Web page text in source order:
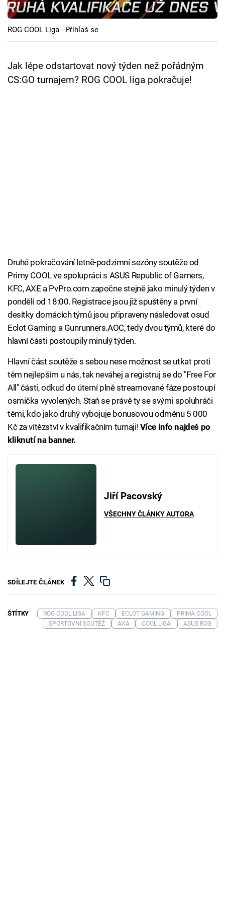
Cool Esport
Pořady
TV Program
Sledujte prima+
ROG COOL Liga - Přihlaš se
Jak lépe odstartovat nový týden než pořádným
CS:GO turnajem? ROG COOL liga pokračuje!
Druhé pokračování letně-podzimní sezóny soutěže od
Primy COOL ve spolupráci s ASUS Republic of Gamers,
KFC, AXE a PvPro.com započne stejně jako minulý týden v
pondělí od 18:00. Registrace jsou již spuštěny a první
desítky domácích týmů jsou připraveny následovat osud
Eclot Gaming a Gunrunners.AOC, tedy dvou týmů, které do
hlavní části postoupily minulý týden.
Hlavní část soutěže s sebou nese možnost se utkat proti
těm nejlepším u nás, tak neváhej a registruj se do "Free For
All" části, odkud do úterní plně streamované fáze postoupí
osmička vyvolených. Staň se právě ty se svými spoluhráči
těmi, kdo jako druhý vybojuje bonusovou odměnu 5 000
Kč za vítězství v kvalifikačním turnaji! Více info najdeš po
kliknutí na banner.
Jiří Pacovský
VŠECHNY ČLÁNKY AUTORA
SDÍLEJTE ČLÁNEK
ŠTÍTKY ROG COOL LIGA KFC ECLOT GAMING
PRIMA COOL
SPORTOVNÍ SOUTĚŽ
AXA COOL LIGA ASUS ROG